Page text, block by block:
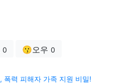
0 😗오우 0
폭력 피해자 가족 지원 비밀!